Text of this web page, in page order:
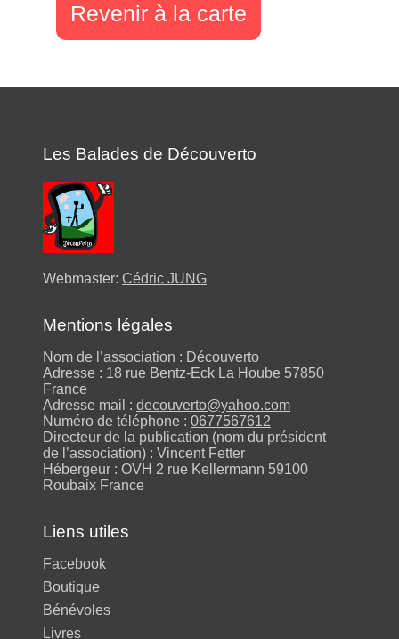
Revenir à la carte
Les Balades de Découverto
Webmaster: Cédric JUNG
Mentions légales
Nom de l’association : Découverto
Adresse : 18 rue Bentz-Eck La Hoube 57850
France
Adresse mail : decouverto@yahoo.com
Numéro de téléphone : 0677567612
Directeur de la publication (nom du président
de l’association) : Vincent Fetter
Hébergeur : OVH 2 rue Kellermann 59100
Roubaix France
Liens utiles
Facebook
Boutique
Bénévoles
Livres